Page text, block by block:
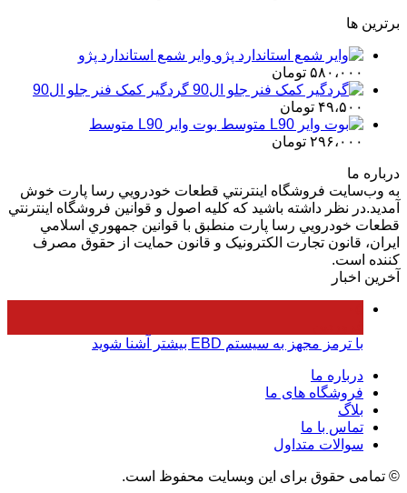
برترین ها
وایر شمع استاندارد پژو
۵۸۰،۰۰۰ تومان
گردگیر کمک فنر جلو ال90
۴۹،۵۰۰ تومان
بوت وایر L90 متوسط
۲۹۶،۰۰۰ تومان
درباره ما
به وب‌سايت فروشگاه اينترنتي قطعات خودرويي رسا پارت خوش
آمديد.در نظر داشته باشيد که کليه اصول و قوانين فروشگاه اينترنتي
قطعات خودرويي رسا پارت منطبق با قوانين جمهوري اسلامي
ايران، قانون تجارت الکترونيک و قانون حمايت از حقوق مصرف
کننده است.
آخرین اخبار
با ترمز مجهز به سیستم EBD بیشتر آشنا شوید
درباره ما
فروشگاه های ما
بلاگ
تماس با ما
سوالات متداول
© تمامی حقوق برای این وبسایت محفوظ است.